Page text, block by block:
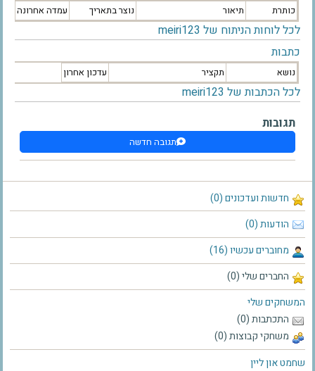
חדשות ועדכונים (0)
הודעות (0)
מחוברים עכשיו (16)
החברים שלי (0)
המשחקים שלי
התכתבות (0)
משחקי קבוצות (0)
שחמט און ליין
כותרת תיאור נוצר בתאריך עמדה אחרונה
לכל לוחות הניתוח של meiri123
כתבות
נושא תקציר עדכון אחרון
לכל הכתבות של meiri123
תגובות
תגובה חדשה